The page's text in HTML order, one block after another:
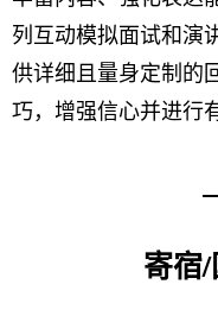
列互动模拟面试和演
供详细且量身定制的
巧，增强信心并进行
寄宿